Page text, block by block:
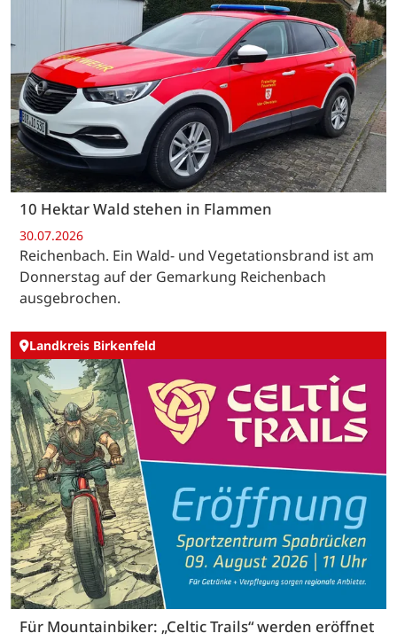
10 Hektar Wald stehen in Flammen
30.07.2026
Reichenbach. Ein Wald- und Vegetationsbrand ist am
Donnerstag auf der Gemarkung Reichenbach
ausgebrochen.
Landkreis Birkenfeld
Für Mountainbiker: „Celtic Trails“ werden eröffnet